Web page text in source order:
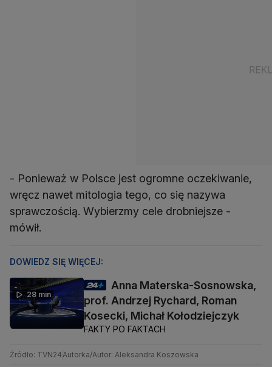
- Ponieważ w Polsce jest ogromne oczekiwanie,
wręcz nawet mitologia tego, co się nazywa
sprawczością. Wybierzmy cele drobniejsze -
mówił.
28 min
DOWIEDZ SIĘ WIĘCEJ:
Anna Materska-Sosnowska,
prof. Andrzej Rychard, Roman
Kosecki, Michał Kołodziejczyk
FAKTY PO FAKTACH
Źródło: TVN24Autorka/Autor: Aleksandra Koszowska